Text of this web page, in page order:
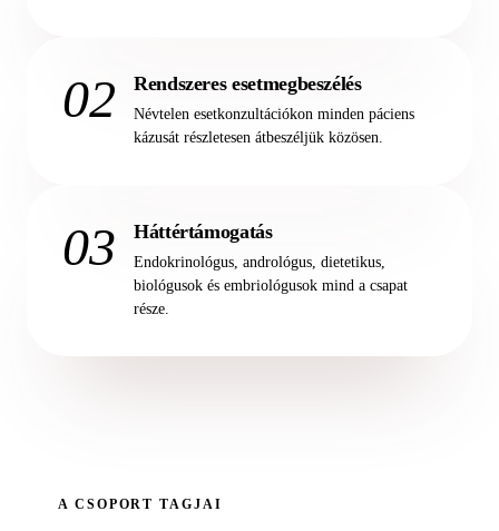
02 Rendszeres esetmegbeszélés
Névtelen esetkonzultációkon minden páciens
kázusát részletesen átbeszéljük közösen.
03 Háttértámogatás
Endokrinológus, andrológus, dietetikus,
biológusok és embriológusok mind a csapat
része.
A CSOPORT TAGJAI